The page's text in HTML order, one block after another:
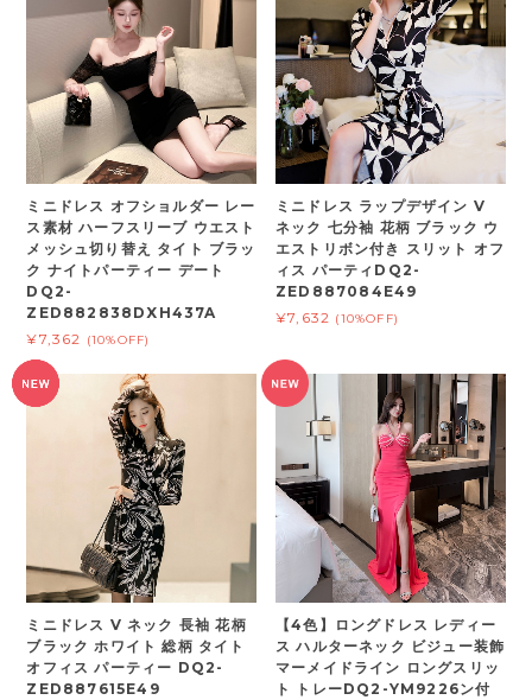
ミニドレス オフショルダー レー
ス素材 ハーフスリーブ ウエスト
メッシュ切り替え タイト ブラッ
ク ナイトパーティー デート
DQ2-
ZED882838DXH437A
¥7,362
(10%OFF)
ミニドレス ラップデザイン V
ネック 七分袖 花柄 ブラック ウ
エストリボン付き スリット オフ
ィス パーティDQ2-
ZED887084E49
¥7,632 (10%OFF)
ミニドレス V ネック 長袖 花柄
ブラック ホワイト 総柄 タイト
オフィス パーティー DQ2-
ZED887615E49
【4色】ロングドレス レディー
ス ハルターネック ビジュー装飾
マーメイドライン ロングスリッ
ト トレーDQ2-YM9226ン付